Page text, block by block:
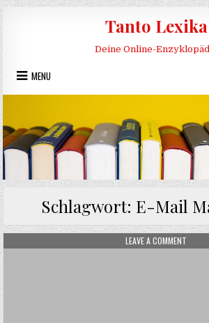
Skip to content
Tanto Lexika
Deine Online-
MENU
Schlagwort: E-Mail
LEAVE A COMMENT